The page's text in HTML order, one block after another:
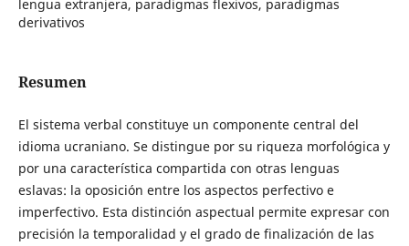
lengua extranjera, paradigmas flexivos, paradigmas
derivativos
Resumen
El sistema verbal constituye un componente central del
idioma ucraniano. Se distingue por su riqueza morfológica y
por una característica compartida con otras lenguas
eslavas: la oposición entre los aspectos perfectivo e
imperfectivo. Esta distinción aspectual permite expresar con
precisión la temporalidad y el grado de finalización de las